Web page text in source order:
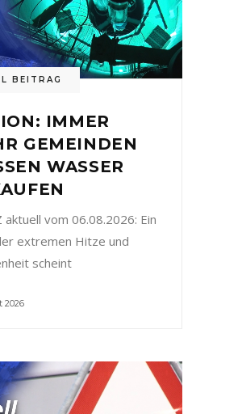
BEITRAG
IMMER
GEMEINDEN
WASSER
aktuell vom 06.08.2026: Ein
extremen Hitze und
scheint
2026